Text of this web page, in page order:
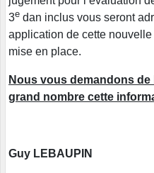
3e dan inclus vous seront
application de cette
mise en place.
Nous vous demandons
grand nombre cette
Guy LEBAUPIN